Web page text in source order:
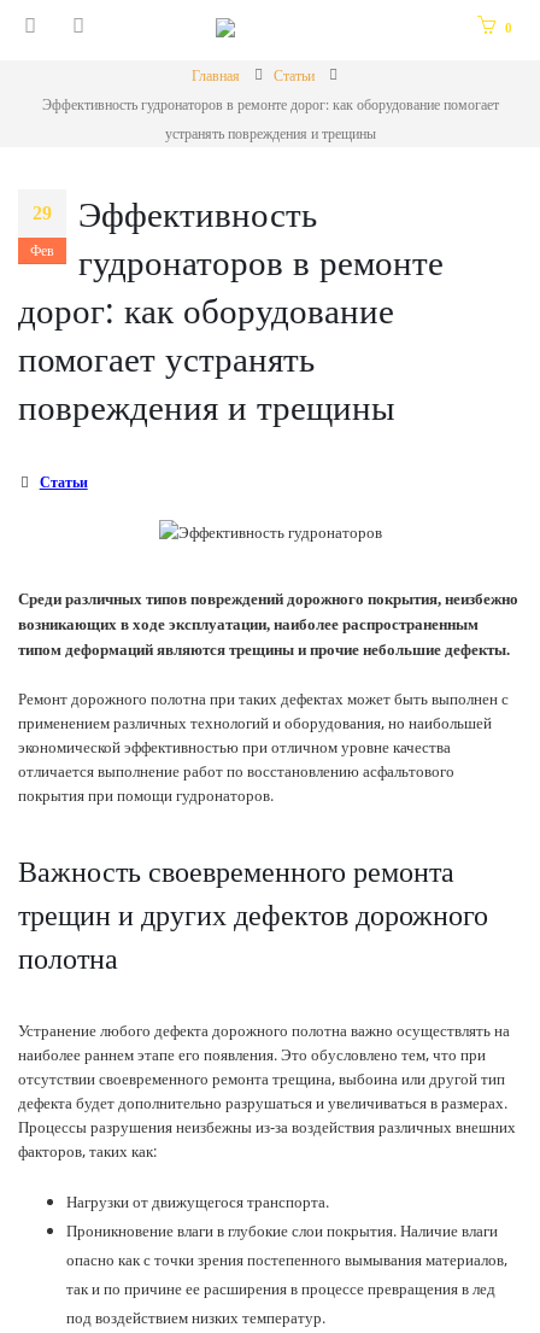
0
Главная
Статьи
Эффективность гудронаторов в ремонте дорог: как оборудование помогает
устранять повреждения и трещины
29
Фев
Эффективность
гудронаторов в ремонте
дорог: как оборудование
помогает устранять
повреждения и трещины
Статьи
Среди различных типов повреждений дорожного покрытия, неизбежно
возникающих в ходе эксплуатации, наиболее распространенным
типом деформаций являются трещины и прочие небольшие дефекты.
Ремонт дорожного полотна при таких дефектах может быть выполнен с
применением различных технологий и оборудования, но наибольшей
экономической эффективностью при отличном уровне качества
отличается выполнение работ по восстановлению асфальтового
покрытия при помощи гудронаторов.
Важность своевременного ремонта
трещин и других дефектов дорожного
полотна
Устранение любого дефекта дорожного полотна важно осуществлять на
наиболее раннем этапе его появления. Это обусловлено тем, что при
отсутствии своевременного ремонта трещина, выбоина или другой тип
дефекта будет дополнительно разрушаться и увеличиваться в размерах.
Процессы разрушения неизбежны из-за воздействия различных внешних
факторов, таких как:
Нагрузки от движущегося транспорта.
Проникновение влаги в глубокие слои покрытия. Наличие влаги
опасно как с точки зрения постепенного вымывания материалов,
так и по причине ее расширения в процессе превращения в лед
под воздействием низких температур.